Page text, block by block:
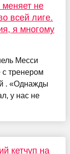
меняет не
всей лиге.
я многому
Месси
тренером
. «Однажды
у нас не
кетчуп на